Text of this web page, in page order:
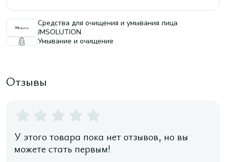
Средства для очищения и умывания лица
JMSOLUTION
Умывание и очищение
Отзывы
У этого товара пока нет отзывов, но вы
можете стать первым!